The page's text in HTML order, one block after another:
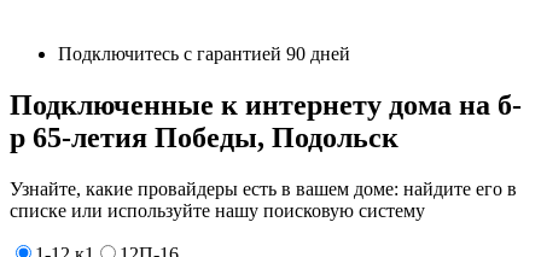
Подключитесь с гарантией 90 дней
Подключенные к интернету дома на б-
р 65-летия Победы, Подольск
Узнайте, какие провайдеры есть в вашем доме: найдите его в
списке или используйте нашу поисковую систему